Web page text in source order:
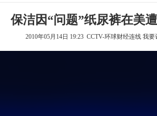
保洁因“问题”纸尿裤在美
2010年05月14日 19:23 CCTV-环球财经连线 我要